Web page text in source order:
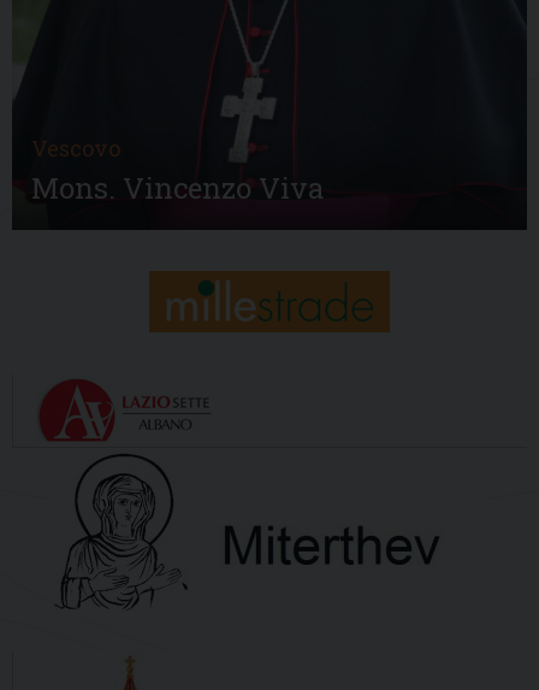
Vescovo
Mons. Vincenzo Viva